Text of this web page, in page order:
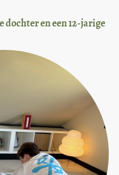
dochter en een 12-jarige